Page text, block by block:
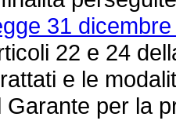
31
22 e 24
e le
Garante per la